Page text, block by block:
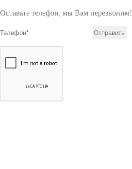
Оставьте телефон, мы Вам перезвоним!